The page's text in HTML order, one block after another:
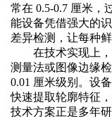
常在 0.5-0.7 厘米，
能设备凭借强大的
差异检测，让每种
在技术实现上
测量法或图像边缘
0.01 厘米级别。设
快速提取轮廓特征
技术方案正是多年